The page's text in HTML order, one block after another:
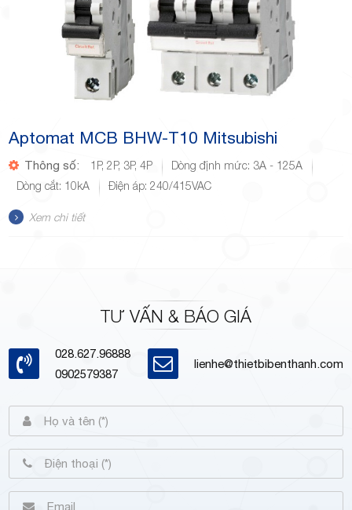
Aptomat MCB BHW-T10 Mitsubishi
Thông số: 1P, 2P, 3P, 4P
Dòng định mức: 3A - 125A
Dòng cắt: 10kA
Điện áp: 240/415VAC
Xem chi tiết
TƯ VẤN & BÁO GIÁ
028.627.96888
0902579387
lienhe@thietbibenthanh.com